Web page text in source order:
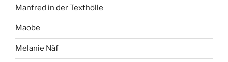
Manfred in der Texthölle
Maobe
Melanie Näf